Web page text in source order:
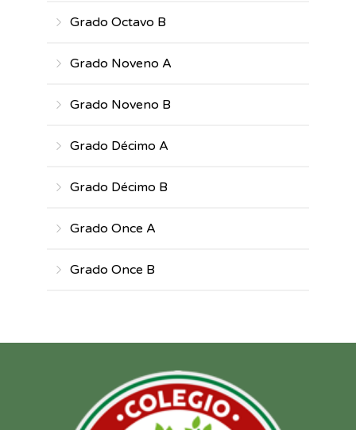
Grado Octavo B
Grado Noveno A
Grado Noveno B
Grado Décimo A
Grado Décimo B
Grado Once A
Grado Once B